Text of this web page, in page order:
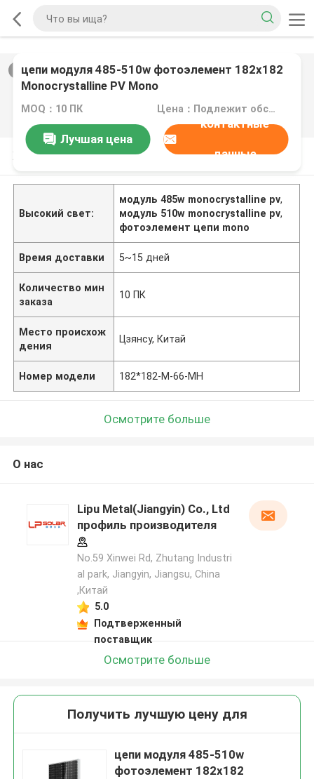
/0
цепи модуля 485-510w фотоэлемент 182x182
Monocrystalline PV Mono
MOQ：10 ПК Цена：Подлежит обсуждению
Лучшая цена
контактные
данные
Характер продукции
Высокий свет:
модуль 485w monocrystalline pv,
модуль 510w monocrystalline pv,
фотоэлемент цепи mono
Время доставки 5~15 дней
Количество мин
заказа
10 ПК
Место происхож
дения
Цзянсу, Китай
Номер модели 182*182-M-66-MH
Осмотрите больше
О нас
Lipu Metal(Jiangyin) Co., Ltd
профиль производителя
No.59 Xinwei Rd, Zhutang Industri
al park, Jiangyin, Jiangsu, China
,Китай
5.0
Подтверженный
поставщик
Осмотрите больше
Получить лучшую цену для
цепи модуля 485-510w
фотоэлемент 182x182